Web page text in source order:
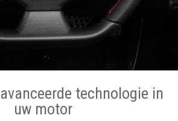
technologie in
uw motor